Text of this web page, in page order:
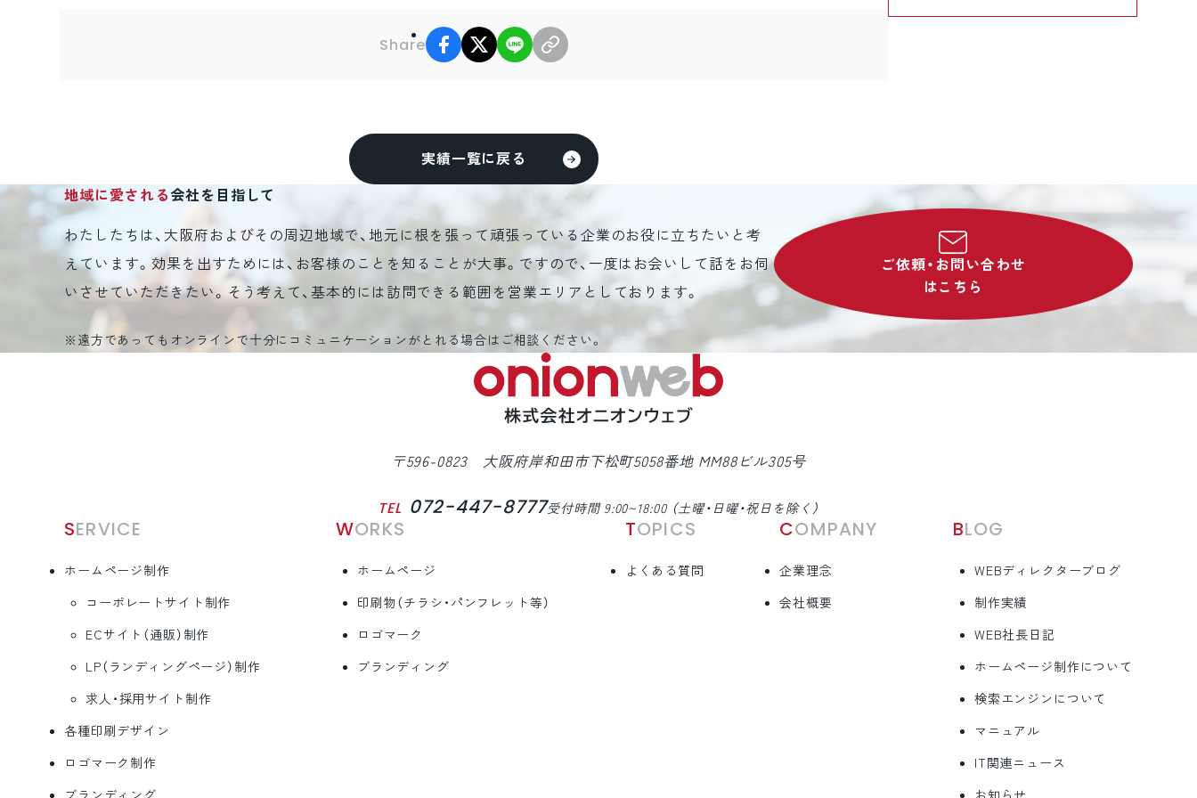
Share
facebook
X LINE
実績一覧に戻る
地域に愛される会社を目指して
わたしたちは、大阪府およびその周辺地域で、地元に根を張って頑張っている企業のお役に立ちたいと考
えています。効果を出すためには、お客様のことを知ることが大事。ですので、一度はお会いして話をお伺
いさせていただきたい。そう考えて、基本的には訪問できる範囲を営業エリアとしております。
※遠方であってもオンラインで十分にコミュニケーションがとれる場合はご相談ください。
ご依頼・お問い合わせ
はこちら
〒596-0823 大阪府岸和田市下松町5058番地 MM88ビル305号
TEL 072-447-8777受付時間 9:00~18:00 （土曜・日曜・祝日を除く）
SERVICE
ホームページ制作
コーポレートサイト制作
ECサイト（通販）制作
LP（ランディングページ）制作
求人・採用サイト制作
各種印刷デザイン
ロゴマーク制作
ブランディング
WORKS
ホームページ
印刷物（チラシ・パンフレット等）
ロゴマーク
ブランディング
TOPICS
よくある質問
COMPANY
企業理念
会社概要
BLOG
WEBディレクターブログ
制作実績
WEB社長日記
ホームページ制作について
検索エンジンについて
マニュアル
IT関連ニュース
お知らせ